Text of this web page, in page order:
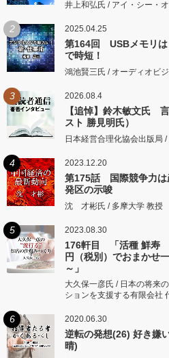
井上和弘氏 / アイ・シー・
2 2025.04.25
第164回 USBメモリは
で時短！
鴻池賢三氏 / オーディオビ
3 2026.08.4
【追悼】鈴木敏文氏
スト 勝見明氏）
日本経営合理化協会出版局 /
4 2023.12.20
第175話 国際競争力は
発区の示唆
沈 才彬氏 / 多摩大学 教授
5 2023.08.30
176軒目 「活種 鮮寿
円（税別）でおまかせ
～」
大久保一彦氏 / 日本の将来
ションを支援する有限会社
6 2020.06.30
逆転の発想(26) 好き嫌
晴)